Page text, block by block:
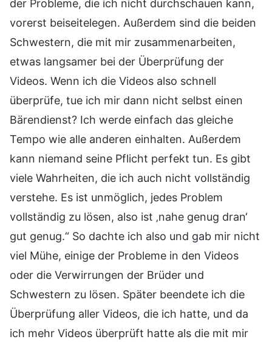
der Probleme, die ich nicht durchschauen kann,
vorerst beiseitelegen. Außerdem sind die beiden
Schwestern, die mit mir zusammenarbeiten,
etwas langsamer bei der Überprüfung der
Videos. Wenn ich die Videos also schnell
überprüfe, tue ich mir dann nicht selbst einen
Bärendienst? Ich werde einfach das gleiche
Tempo wie alle anderen einhalten. Außerdem
kann niemand seine Pflicht perfekt tun. Es gibt
viele Wahrheiten, die ich auch nicht vollständig
verstehe. Es ist unmöglich, jedes Problem
vollständig zu lösen, also ist ‚nahe genug dran‘
gut genug.“ So dachte ich also und gab mir nicht
viel Mühe, einige der Probleme in den Videos
oder die Verwirrungen der Brüder und
Schwestern zu lösen. Später beendete ich die
Überprüfung aller Videos, die ich hatte, und da
ich mehr Videos überprüft hatte als die mit mir